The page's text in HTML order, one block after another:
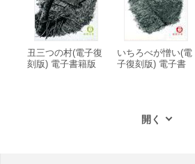
丑三つの村(電子復
刻版) 電子書籍版
いちろべが憎い(電
子復刻版) 電子書